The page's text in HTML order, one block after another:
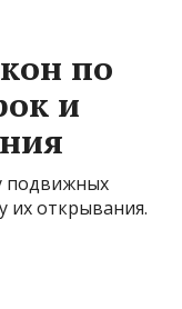
по
и
подвижных
их открывания.